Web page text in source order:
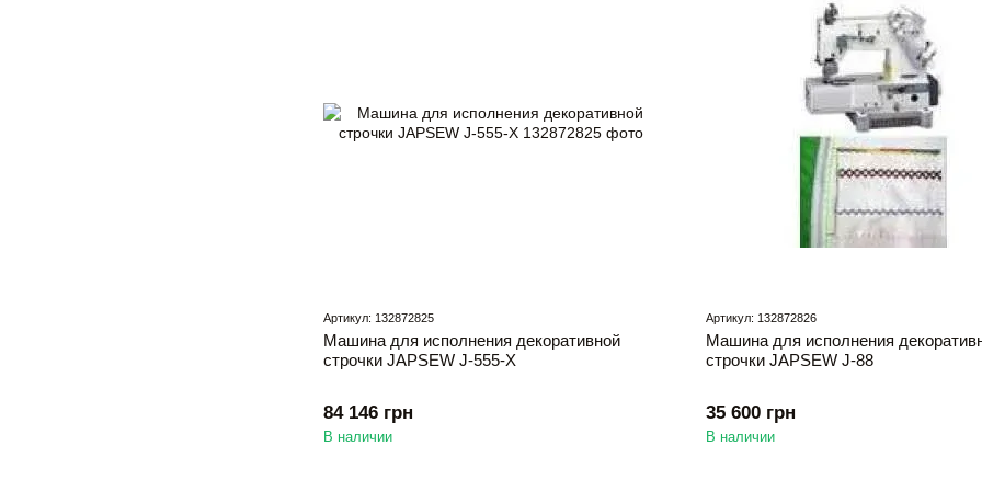
Артикул: 132872825
Машина для исполнения декоративной
строчки JAPSEW J-555-Х
84 146 грн
В наличии
Артикул: 132872826
Машина для исполнения
строчки JAPSEW J-88
35 600 грн
В наличии